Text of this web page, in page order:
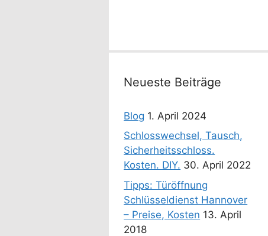
Neueste Beiträge
Blog 1. April 2024
Schlosswechsel, Tausch,
Sicherheitsschloss.
Kosten. DIY. 30. April 2022
Tipps: Türöffnung
Schlüsseldienst Hannover
– Preise, Kosten 13. April
2018